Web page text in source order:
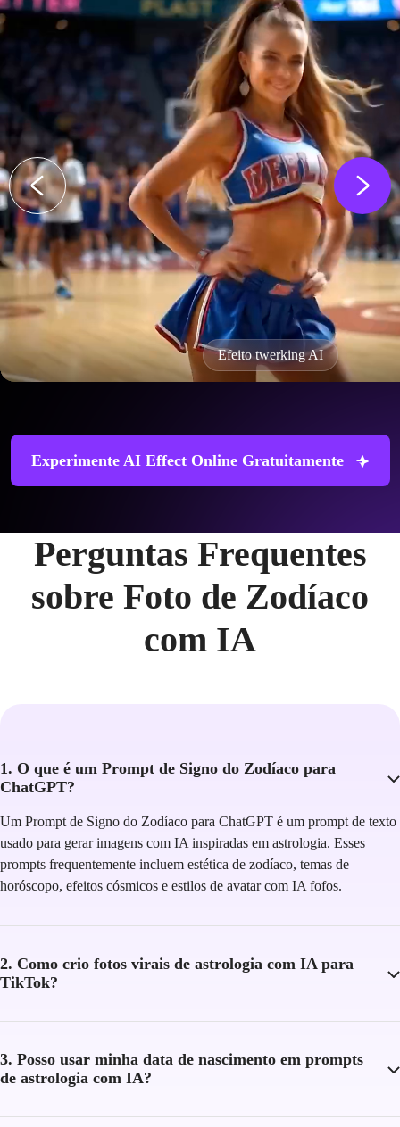
Efeito twerking AI
Experimente AI Effect Online Gratuitamente
Perguntas Frequentes
sobre Foto de Zodíaco
com IA
1. O que é um Prompt de Signo do Zodíaco para
ChatGPT?
Um Prompt de Signo do Zodíaco para ChatGPT é um prompt de texto
usado para gerar imagens com IA inspiradas em astrologia. Esses
prompts frequentemente incluem estética de zodíaco, temas de
horóscopo, efeitos cósmicos e estilos de avatar com IA fofos.
2. Como crio fotos virais de astrologia com IA para
TikTok?
3. Posso usar minha data de nascimento em prompts
de astrologia com IA?